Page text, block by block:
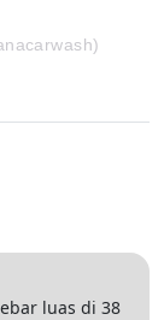
luas di 38